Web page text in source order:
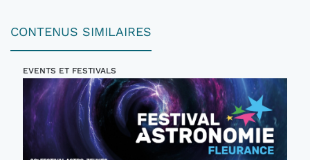
CONTENUS SIMILAIRES
EVENTS ET FESTIVALS